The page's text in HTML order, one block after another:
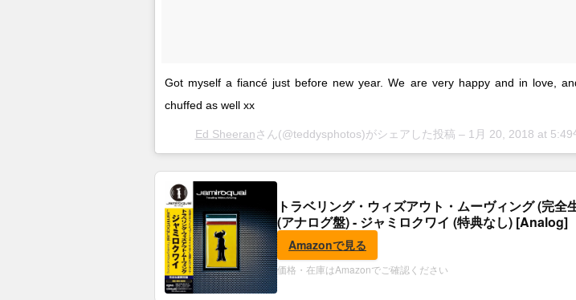
Got myself a fiancé just before new year. We are very happy and in love,
chuffed as well xx
Ed Sheeranさん(@teddysphotos)がシェアした投稿 – 1月 20, 2018 at 5:49
トラベリング・ウィズアウト・ムーヴィング (完全
(アナログ盤) - ジャミロクワイ (特典なし) [Analog]
Amazonで見る
価格・在庫はAmazonでご確認ください